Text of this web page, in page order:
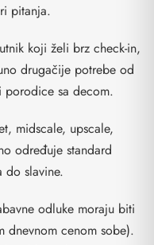
pitanja.
koji želi brz check-in,
drugačije potrebe od
sa decom.
midscale, upscale,
određuje standard
do slavine.
odluke moraju biti
dnevnom cenom sobe).